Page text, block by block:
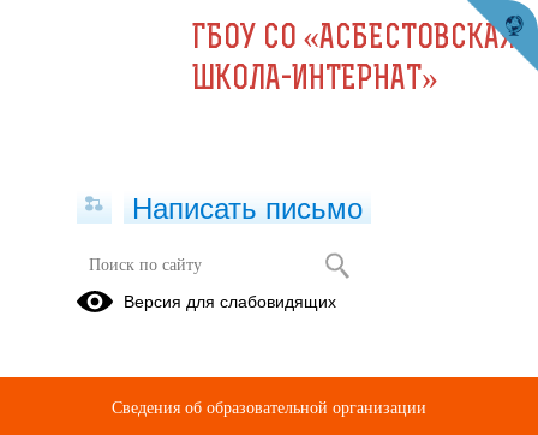
ШСК "ЛУЧ"
ГБОУ СО «АСБЕСТОВСКАЯ
ШКОЛА-ИНТЕРНАТ»
Написать письмо
Версия для слабовидящих
Сведения об образовательной организации